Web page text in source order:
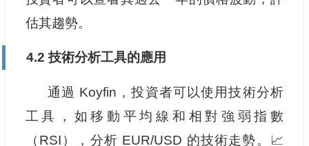
估其趨勢。
4.2 技術分析工具的應用
通過 Koyfin，投資者可以使用技術分析
工具，如移動平均線和相對強弱指數
（RSI），分析 EUR/USD 的技術走勢。📈